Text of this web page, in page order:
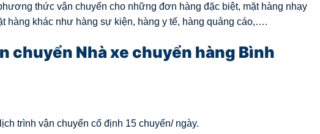
thức vận chuyển cho những đơn hàng đặc biệt, mặt hàng nhạy
hàng khác như hàng sự kiện, hàng y tế, hàng quảng cáo,….
chuyển Nhà xe chuyển hàng Bình
trình vận chuyển cố định 15 chuyến/ ngày.